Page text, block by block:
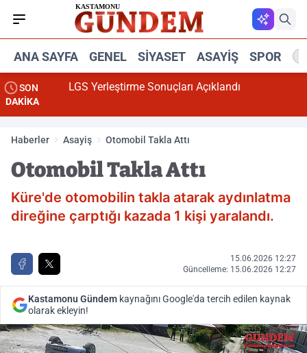
ANA SAYFA GENEL SIYASET ASAYIŞ SPOR
SON
DAKİKA
LGS Yerleştirme Sonuçları Açıklandı
Haberler Asayiş Otomobil Takla Attı
Otomobil Takla Attı
Küre'de otomobilin takla atarak aydınlatma
direğine çarptığı kazada 1 kişi yaralandı.
15.06.2026 12:27
Güncelleme: 15.06.2026 12:27
Kastamonu Gündem kaynağını Google'da tercih edilen kaynak
olarak ekleyin!